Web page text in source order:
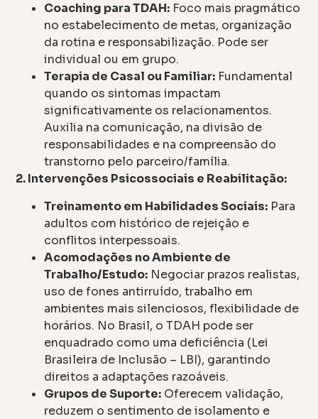
Coaching para TDAH: Foco mais pragmático
no estabelecimento de metas, organização
da rotina e responsabilização. Pode ser
individual ou em grupo.
Terapia de Casal ou Familiar: Fundamental
quando os sintomas impactam
significativamente os relacionamentos.
Auxilia na comunicação, na divisão de
responsabilidades e na compreensão do
transtorno pelo parceiro/família.
2. Intervenções Psicossociais e Reabilitação:
Treinamento em Habilidades Sociais: Para
adultos com histórico de rejeição e
conflitos interpessoais.
Acomodações no Ambiente de
Trabalho/Estudo: Negociar prazos realistas,
uso de fones antirruído, trabalho em
ambientes mais silenciosos, flexibilidade de
horários. No Brasil, o TDAH pode ser
enquadrado como uma deficiência (Lei
Brasileira de Inclusão – LBI), garantindo
direitos a adaptações razoáveis.
Grupos de Suporte: Oferecem validação,
reduzem o sentimento de isolamento e